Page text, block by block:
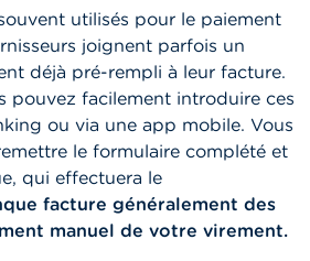
utilisés pour le paiement
joignent parfois un
déjà pré-rempli à leur facture.
pouvez facilement introduire ces
ou via une app mobile. Vous
le formulaire complété et
qui effectuera le
facture généralement des
manuel de votre virement.